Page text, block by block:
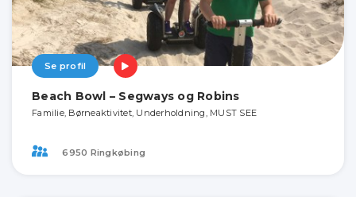
Se profil
Beach Bowl – Segways og Robins
Familie, Børneaktivitet, Underholdning, MUST SEE
6950 Ringkøbing